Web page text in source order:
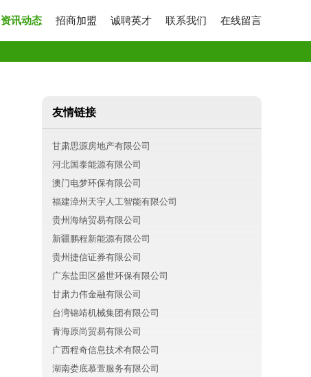
资讯动态 招商加盟 诚聘英才 联系我们 在线留言
友情链接
甘肃思源房地产有限公司
河北国泰能源有限公司
澳门电梦环保有限公司
福建漳州天宇人工智能有限公司
贵州海纳贸易有限公司
新疆鹏程新能源有限公司
贵州捷信证券有限公司
广东盐田区盛世环保有限公司
甘肃力伟金融有限公司
台湾锦靖机械集团有限公司
青海原尚贸易有限公司
广西程奇信息技术有限公司
湖南娄底慕萱服务有限公司